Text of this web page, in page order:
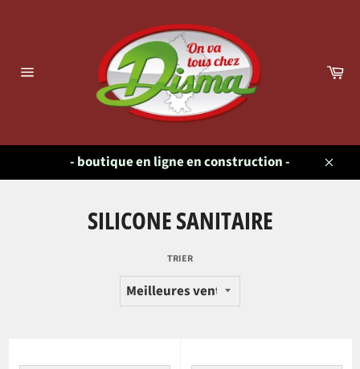
- boutique en ligne en construction -
Close
SILICONE SANITAIRE
TRIER